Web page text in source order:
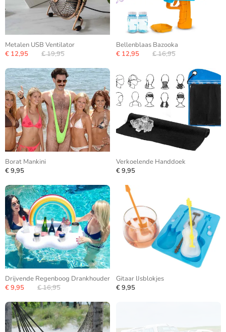
Metalen USB Ventilator
€ 12,95
€ 19,95
Bellenblaas Bazooka
€ 12,95
€ 16,95
Borat Mankini
€ 9,95
Verkoelende Handdoek
€ 9,95
Drijvende Regenboog Drankhouder
€ 9,95
€ 16,95
Gitaar IJsblokjes
€ 9,95